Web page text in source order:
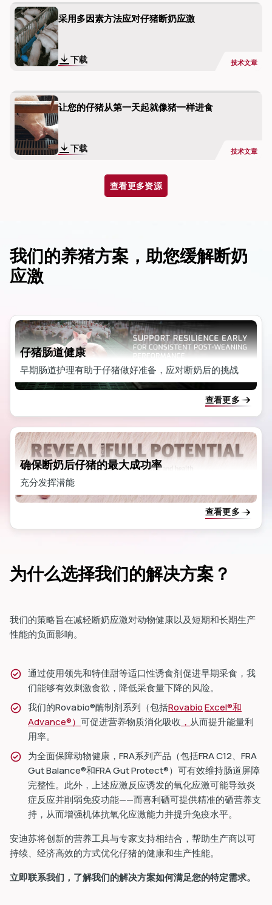
采用多因素方法应对仔猪断奶应激
下载 技术文章
让您的仔猪从第一天起就像猪一样进食
下载 技术文章
查看更多资源
我们的养猪方案，助您缓解断奶
应激
仔猪肠道健康
早期肠道护理有助于仔猪做好准备，应对断奶后的挑战
查看更多
确保断奶后仔猪的最大成功率
充分发挥潜能
查看更多
为什么选择我们的解决方案？
我们的策略旨在减轻断奶应激对动物健康以及短期和长期生产
性能的负面影响。
通过使用领先和特佳甜等适口性诱食剂促进早期采食， 我
们能够有效刺激食欲，降低采食量下降的风险。
我们的Rovabio®酶制剂系列（包括RovabioExcel®和
Advance®） 可促进营养物质消化吸收 ， 从而提升能量利
用率。
为全面保障动物健康，FRA系列产品（包括FRA C12、FRA
Gut Balance®和FRA Gut Protect®）可有效维持肠道屏障
完整性。此外，上述应激反应诱发的氧化应激可能导致炎
症反应并削弱免疫功能——而喜利硒可提供精准的硒营养支
持，从而增强机体抗氧化应激能力并提升免疫水平。
安迪苏将创新的营养工具与专家支持相结合，帮助生产商以可
持续、经济高效的方式优化仔猪的健康和生产性能。
立即联系我们，了解我们的解决方案如何满足您的特定需求。